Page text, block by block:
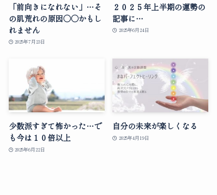
「前向きになれない」…そ
の肌荒れの原因○○かもし
れません
2025年7月23日
２０２５年上半期の運勢の
記事に…
2025年6月24日
少数派すぎて怖かった…で
も今は１０倍以上
2025年6月22日
自分の未来が楽しくなる
2025年4月19日